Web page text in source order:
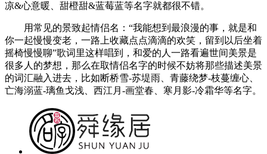
凉&心意暖、甜橙甜&蓝莓蓝等名字就都很不错。
用常见的景致起情侣名：“我能想到最浪漫的事，就是和
你一起慢慢变老，一路上收藏点点滴滴的欢笑，留到以后坐着
摇椅慢慢聊”歌词里这样唱到，和爱的人一路看遍世间美景是
很多人的梦想，那么在取情侣名字的时候不妨将那些描述美景
的词汇融入进去，比如断桥雪-苏堤雨、青藤绕梦-枝蔓缠心、
亡海溺蓝-璃鱼戈浅、西江月-画堂春、寒月影-冷霜华等名字。